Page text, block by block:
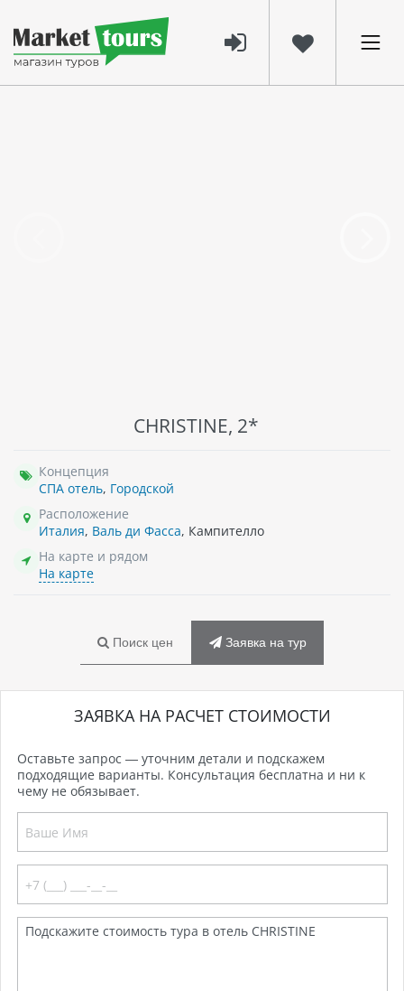
CHRISTINE, 2*
Концепция
СПА отель, Городской
Расположение
Италия, Валь ди Фасса, Кампителло
На карте и рядом
На карте
Поиск цен Заявка на тур
ЗАЯВКА НА РАСЧЕТ СТОИМОСТИ
Оставьте запрос — уточним детали и подскажем
подходящие варианты. Консультация бесплатна и ни к
чему не обязывает.